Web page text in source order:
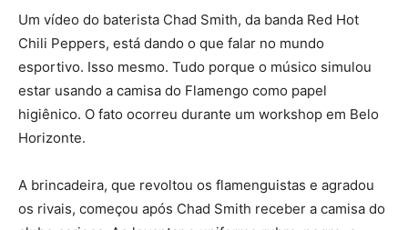
Um vídeo do baterista Chad Smith, da banda Red Hot
Chili Peppers, está dando o que falar no mundo
esportivo. Isso mesmo. Tudo porque o músico simulou
estar usando a camisa do Flamengo como papel
higiênico. O fato ocorreu durante um workshop em Belo
Horizonte.
A brincadeira, que revoltou os flamenguistas e agradou
os rivais, começou após Chad Smith receber a camisa do